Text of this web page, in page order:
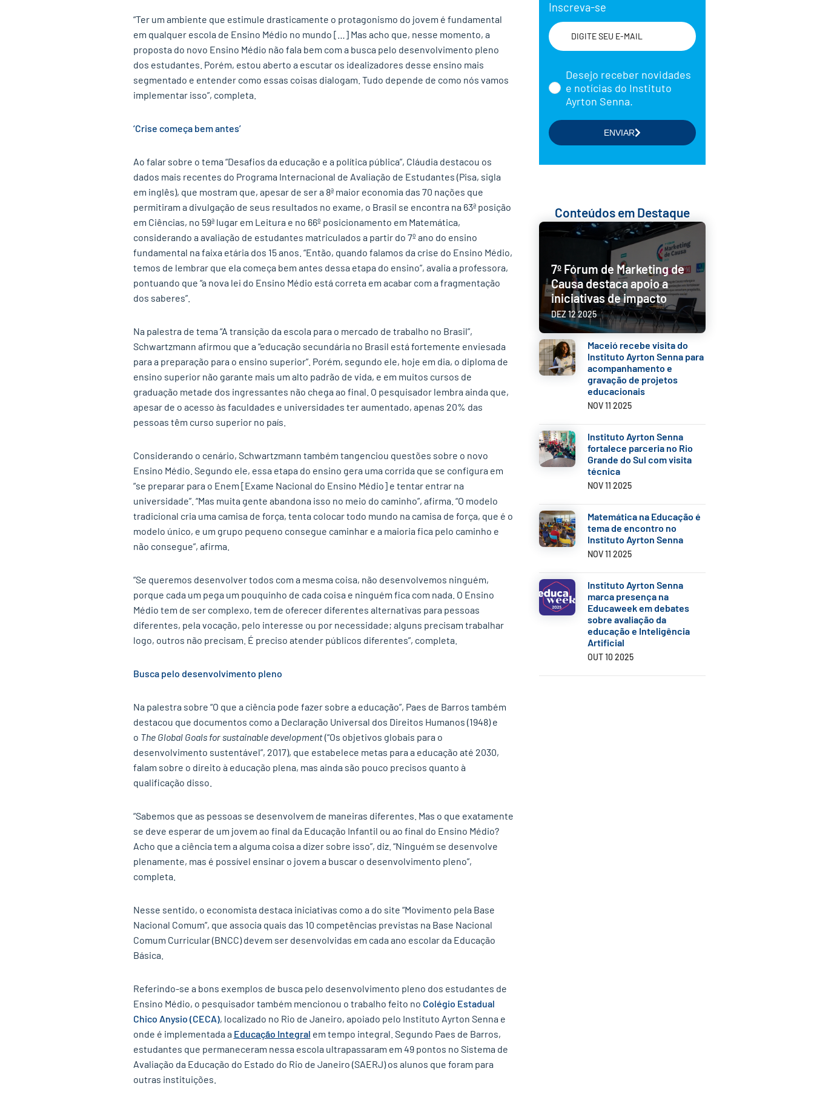
“Ter um ambiente que estimule drasticamente o protagonismo do jovem é fundamental
em qualquer escola de Ensino Médio no mundo […] Mas acho que, nesse momento, a
proposta do novo Ensino Médio não fala bem com a busca pelo desenvolvimento pleno
dos estudantes. Porém, estou aberto a escutar os idealizadores desse ensino mais
segmentado e entender como essas coisas dialogam. Tudo depende de como nós vamos
implementar isso”, completa.
‘Crise começa bem antes’
Ao falar sobre o tema “Desafios da educação e a política pública”, Cláudia destacou os
dados mais recentes do Programa Internacional de Avaliação de Estudantes (Pisa, sigla
em inglês), que mostram que, apesar de ser a 8ª maior economia das 70 nações que
permitiram a divulgação de seus resultados no exame, o Brasil se encontra na 63ª posição
em Ciências, no 59ª lugar em Leitura e no 66º posicionamento em Matemática,
considerando a avaliação de estudantes matriculados a partir do 7º ano do ensino
fundamental na faixa etária dos 15 anos. “Então, quando falamos da crise do Ensino Médio,
temos de lembrar que ela começa bem antes dessa etapa do ensino”, avalia a professora,
pontuando que “a nova lei do Ensino Médio está correta em acabar com a fragmentação
dos saberes”.
Na palestra de tema “A transição da escola para o mercado de trabalho no Brasil”,
Schwartzmann afirmou que a “educação secundária no Brasil está fortemente enviesada
para a preparação para o ensino superior”. Porém, segundo ele, hoje em dia, o diploma de
ensino superior não garante mais um alto padrão de vida, e em muitos cursos de
graduação metade dos ingressantes não chega ao final. O pesquisador lembra ainda que,
apesar de o acesso às faculdades e universidades ter aumentado, apenas 20% das
pessoas têm curso superior no país.
Considerando o cenário, Schwartzmann também tangenciou questões sobre o novo
Ensino Médio. Segundo ele, essa etapa do ensino gera uma corrida que se configura em
“se preparar para o Enem [Exame Nacional do Ensino Médio] e tentar entrar na
universidade”. “Mas muita gente abandona isso no meio do caminho”, afirma. “O modelo
tradicional cria uma camisa de força, tenta colocar todo mundo na camisa de força, que é o
modelo único, e um grupo pequeno consegue caminhar e a maioria fica pelo caminho e
não consegue”, afirma.
“Se queremos desenvolver todos com a mesma coisa, não desenvolvemos ninguém,
porque cada um pega um pouquinho de cada coisa e ninguém fica com nada. O Ensino
Médio tem de ser complexo, tem de oferecer diferentes alternativas para pessoas
diferentes, pela vocação, pelo interesse ou por necessidade; alguns precisam trabalhar
logo, outros não precisam. É preciso atender públicos diferentes”, completa.
Busca pelo desenvolvimento pleno
Na palestra sobre “O que a ciência pode fazer sobre a educação”, Paes de Barros também
destacou que documentos como a Declaração Universal dos Direitos Humanos (1948) e
o The Global Goals for sustainable development(“Os objetivos globais para o
desenvolvimento sustentável”, 2017), que estabelece metas para a educação até 2030,
falam sobre o direito à educação plena, mas ainda são pouco precisos quanto à
qualificação disso.
“Sabemos que as pessoas se desenvolvem de maneiras diferentes. Mas o que exatamente
se deve esperar de um jovem ao final da Educação Infantil ou ao final do Ensino Médio?
Acho que a ciência tem a alguma coisa a dizer sobre isso”, diz. “Ninguém se desenvolve
plenamente, mas é possível ensinar o jovem a buscar o desenvolvimento pleno”,
completa.
Nesse sentido, o economista destaca iniciativas como a do site “Movimento pela Base
Nacional Comum”, que associa quais das 10 competências previstas na Base Nacional
Comum Curricular (BNCC) devem ser desenvolvidas em cada ano escolar da Educação
Básica.
Referindo-se a bons exemplos de busca pelo desenvolvimento pleno dos estudantes de
Ensino Médio, o pesquisador também mencionou o trabalho feito no Colégio Estadual
Chico Anysio (CECA), localizado no Rio de Janeiro, apoiado pelo Instituto Ayrton Senna e
onde é implementada a Educação Integral em tempo integral. Segundo Paes de Barros,
estudantes que permaneceram nessa escola ultrapassaram em 49 pontos no Sistema de
Avaliação da Educação do Estado do Rio de Janeiro (SAERJ) os alunos que foram para
outras instituições.
Inscreva-se
Nome
Selecione a(s) área(s) de seu
interesse
Doações
Parcerias com Empresas
Desejo receber novidades
e notícias do Instituto
Ayrton Senna.
ENVIAR
Conteúdos em Destaque
7º Fórum de Marketing de
Causa destaca apoio a
iniciativas de impacto
DEZ 12 2025
Maceió recebe visita do
Instituto Ayrton Senna para
acompanhamento e
gravação de projetos
educacionais
NOV 11 2025
Instituto Ayrton Senna
fortalece parceria no Rio
Grande do Sul com visita
técnica
NOV 11 2025
Matemática na Educação é
tema de encontro no
Instituto Ayrton Senna
NOV 11 2025
Instituto Ayrton Senna
marca presença na
Educaweek em debates
sobre avaliação da
educação e Inteligência
Artificial
OUT 10 2025